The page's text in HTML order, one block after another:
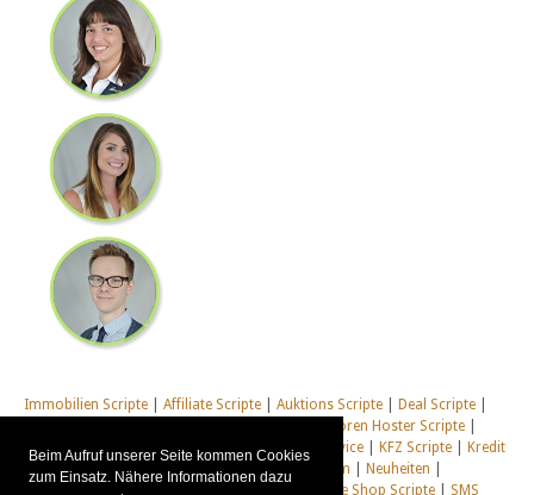
Beim Aufruf unserer Seite kommen Cookies
zum Einsatz. Nähere Informationen dazu
Immobilien Scripte Affiliate Scripte Auktions Scripte Deal Scripte
Foren Hoster Scripte
Homepage Generator Scripte
Installations Service KFZ Scripte
Kredit
Scripte| Management Scripte| Multi Web System Neuheiten
Newsletter Scripte
Shop & Live Shop Scripte SMS